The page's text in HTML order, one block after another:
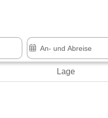
Über 25
Lage